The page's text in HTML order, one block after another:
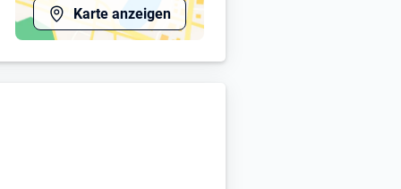
Karte anzeigen